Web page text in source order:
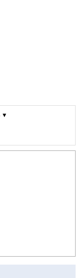
▼
に関する記事を、日々
かりやすく発信していま
する書籍・雑誌の編集経
載まですべての工程に